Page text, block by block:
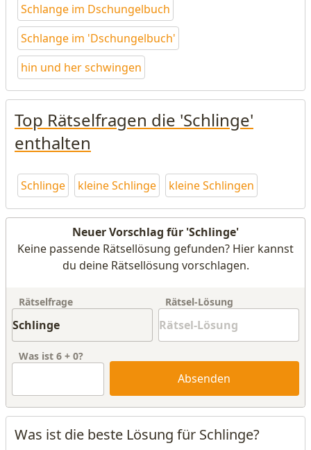
Schlange im Dschungelbuch
Schlange im 'Dschungelbuch'
hin und her schwingen
Top Rätselfragen die 'Schlinge'
enthalten
Schlinge kleine Schlinge kleine Schlingen
Neuer Vorschlag für 'Schlinge'
Keine passende Rätsellösung gefunden? Hier kannst
du deine Rätsellösung vorschlagen.
Rätselfrage Rätsel-Lösung
Was ist 6 + 0?
Absenden
Was ist die beste Lösung für Schlinge?